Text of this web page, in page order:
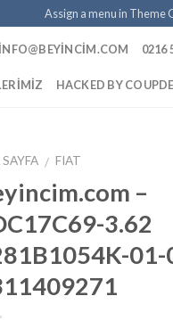
Assign a menu in Theme
INFO@BEYINCIM.COM 0216
HACKED BY
/ FIAT
–
3.62
01-